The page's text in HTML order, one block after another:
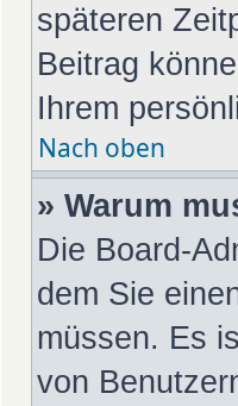
späteren
Beitrag
Ihrem
Nach oben
» Warum
Die Board-
dem Sie
müssen. Es
von